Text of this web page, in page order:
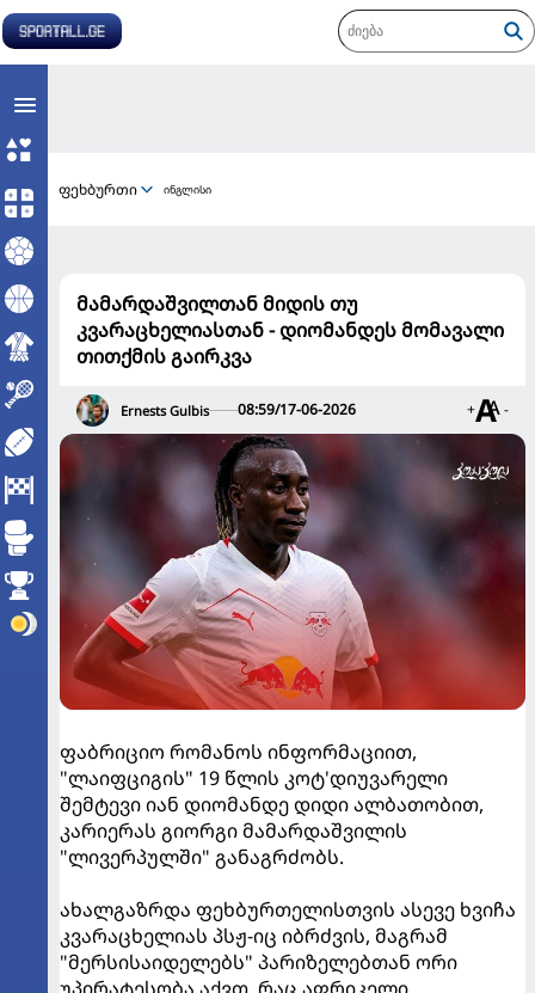
ფეხბურთი ინგლისი
მამარდაშვილთან მიდის თუ
კვარაცხელიასთან - დიომანდეს მომავალი
თითქმის გაირკვა
Ernests Gulbis 08:59/17-06-2026 + -
ფაბრიციო რომანოს ინფორმაციით,
"ლაიფციგის" 19 წლის კოტ'დიუვარელი
შემტევი იან დიომანდე დიდი ალბათობით,
კარიერას გიორგი მამარდაშვილის
"ლივერპულში" განაგრძობს.
ახალგაზრდა ფეხბურთელისთვის ასევე ხვიჩა
კვარაცხელიას პსჟ-იც იბრძვის, მაგრამ
"მერსისაიდელებს" პარიზელებთან ორი